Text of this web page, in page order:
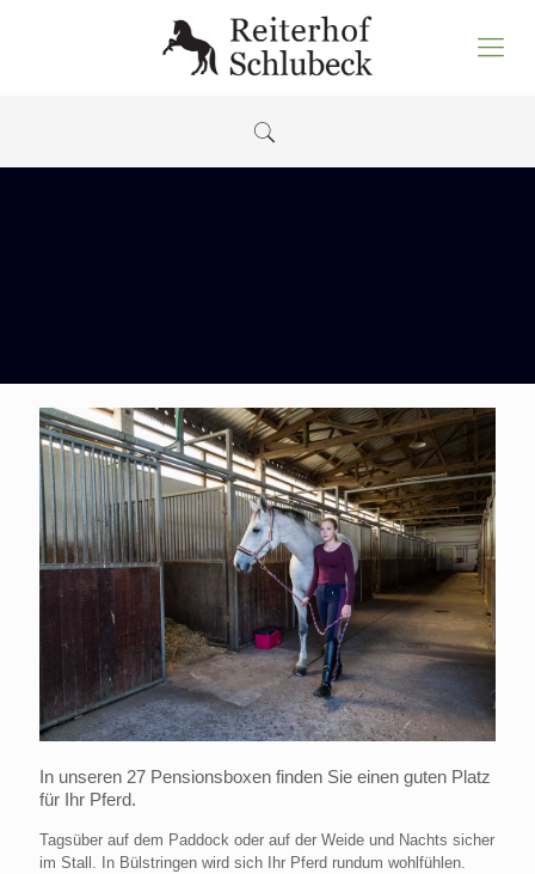
In unseren 27 Pensionsboxen finden Sie einen guten Platz
für Ihr Pferd.
Tagsüber auf dem Paddock oder auf der Weide und Nachts sicher
im Stall. In Bülstringen wird sich Ihr Pferd rundum wohlfühlen.